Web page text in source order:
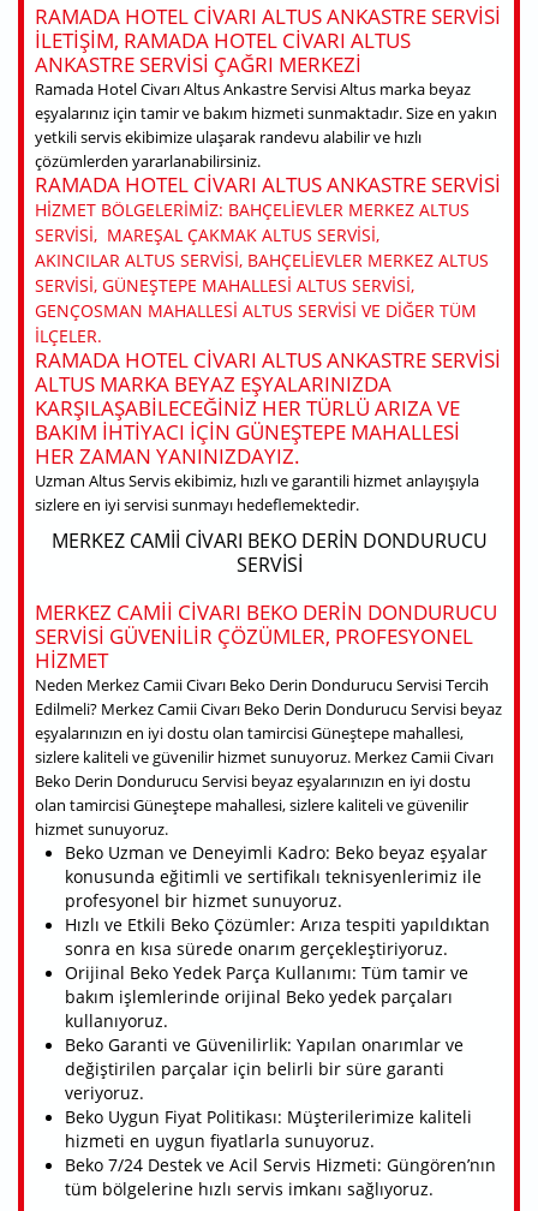
RAMADA HOTEL CIVARI ALTUS ANKASTRE SERVISI
ILETIŞIM, RAMADA HOTEL CIVARI ALTUS
ANKASTRE SERVISI ÇAĞRI MERKEZI
Ramada Hotel Civarı Altus Ankastre Servisi Altus marka beyaz
eşyalarınız için tamir ve bakım hizmeti sunmaktadır. Size en yakın
yetkili servis ekibimize ulaşarak randevu alabilir ve hızlı
çözümlerden yararlanabilirsiniz.
RAMADA HOTEL CIVARI ALTUS ANKASTRE SERVISI
HIZMET BÖLGELERIMIZ: BAHÇELIEVLER MERKEZ ALTUS
SERVISI, MAREŞAL ÇAKMAK ALTUS SERVISI,
AKINCILAR ALTUS SERVISI, BAHÇELIEVLER MERKEZ ALTUS
SERVISI, GÜNEŞTEPE MAHALLESI ALTUS SERVISI,
GENÇOSMAN MAHALLESI ALTUS SERVISI VE DIĞER TÜM
ILÇELER.
RAMADA HOTEL CIVARI ALTUS ANKASTRE SERVISI
ALTUS MARKA BEYAZ EŞYALARINIZDA
KARŞILAŞABILECEĞINIZ HER TÜRLÜ ARIZA VE
BAKIM IHTIYACI IÇIN GÜNEŞTEPE MAHALLESI
HER ZAMAN YANINIZDAYIZ.
Uzman Altus Servis ekibimiz, hızlı ve garantili hizmet anlayışıyla
sizlere en iyi servisi sunmayı hedeflemektedir.
MERKEZ CAMII CIVARI BEKO DERIN DONDURUCU
SERVISI
MERKEZ CAMII CIVARI BEKO DERIN DONDURUCU
SERVISI GÜVENILIR ÇÖZÜMLER, PROFESYONEL
HIZMET
Neden Merkez Camii Civarı Beko Derin Dondurucu Servisi Tercih
Edilmeli? Merkez Camii Civarı Beko Derin Dondurucu Servisi beyaz
eşyalarınızın en iyi dostu olan tamircisi Güneştepe mahallesi,
sizlere kaliteli ve güvenilir hizmet sunuyoruz. Merkez Camii Civarı
Beko Derin Dondurucu Servisi beyaz eşyalarınızın en iyi dostu
olan tamircisi Güneştepe mahallesi, sizlere kaliteli ve güvenilir
hizmet sunuyoruz.
Beko Uzman ve Deneyimli Kadro: Beko beyaz eşyalar
konusunda eğitimli ve sertifikalı teknisyenlerimiz ile
profesyonel bir hizmet sunuyoruz.
Hızlı ve Etkili Beko Çözümler: Arıza tespiti yapıldıktan
sonra en kısa sürede onarım gerçekleştiriyoruz.
Orijinal Beko Yedek Parça Kullanımı: Tüm tamir ve
bakım işlemlerinde orijinal Beko yedek parçaları
kullanıyoruz.
Beko Garanti ve Güvenilirlik: Yapılan onarımlar ve
değiştirilen parçalar için belirli bir süre garanti
veriyoruz.
Beko Uygun Fiyat Politikası: Müşterilerimize kaliteli
hizmeti en uygun fiyatlarla sunuyoruz.
Beko 7/24 Destek ve Acil Servis Hizmeti: Güngören’nın
tüm bölgelerine hızlı servis imkanı sağlıyoruz.